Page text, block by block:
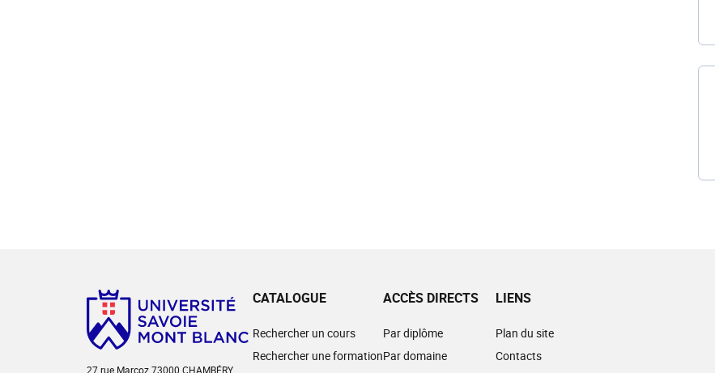
27 rue Marcoz 73000 CHAMBÉRY
CATALOGUE
Rechercher un cours
Rechercher une formation
ACCÈS DIRECTS
Par diplôme
Par domaine
LIENS
Plan du site
Contacts